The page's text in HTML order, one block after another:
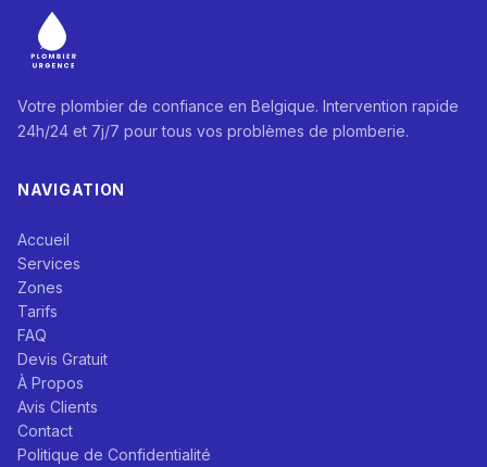
Votre plombier de confiance en Belgique. Intervention rapide
24h/24 et 7j/7 pour tous vos problèmes de plomberie.
NAVIGATION
Accueil
Services
Zones
Tarifs
FAQ
Devis Gratuit
À Propos
Avis Clients
Contact
Politique de Confidentialité